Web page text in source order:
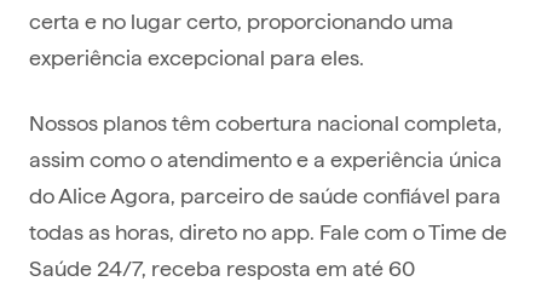
certa e no lugar certo, proporcionando uma
experiência excepcional para eles.
Nossos planos têm cobertura nacional completa,
assim como o atendimento e a experiência única
do Alice Agora, parceiro de saúde confiável para
todas as horas, direto no app. Fale com o Time de
Saúde 24/7, receba resposta em até 60